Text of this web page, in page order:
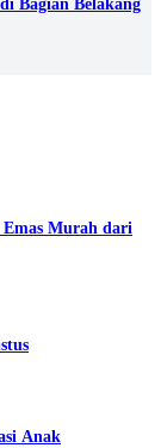
Bagian Belakang
Murah dari
Anak